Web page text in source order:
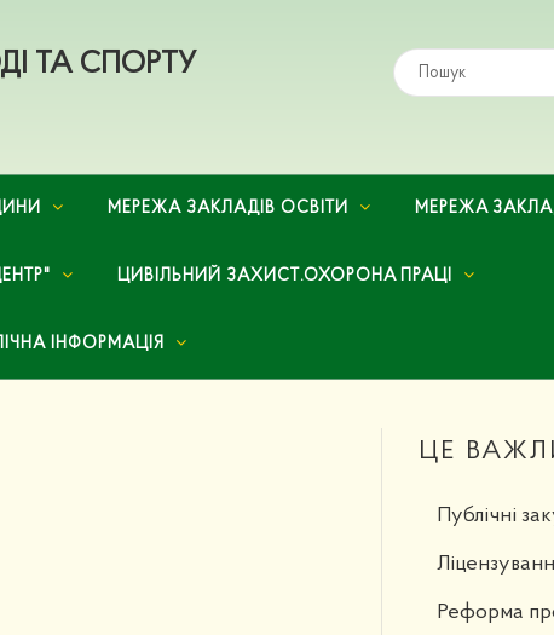
ТА СПОРТУ
МЕРЕЖА ЗАКЛАДІВ ОСВІТИ МЕРЕЖА
ЦИВІЛЬНИЙ ЗАХИСТ.ОХОРОНА ПРАЦІ
ІНФОРМАЦІЯ
ЦЕ
Публічні
Реформа